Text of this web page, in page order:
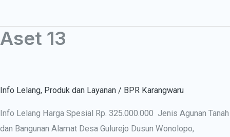
Aset 13
Info Lelang, Produk dan Layanan / BPR Karangwaru
Info Lelang Harga Spesial Rp. 325.000.000 Jenis Agunan Tanah
dan Bangunan Alamat Desa Gulurejo Dusun Wonolopo,
Aset